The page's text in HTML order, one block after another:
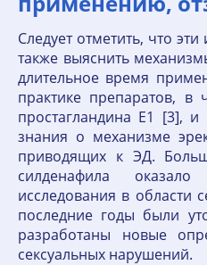
Следует отметить, что
также выяснить
длительное время
практике препаратов, в
простагландина Е1 [3],
знания о механизме
приводящих к ЭД.
силденафила
исследования в области
последние годы были
разработаны новые
сексуальных нарушений.